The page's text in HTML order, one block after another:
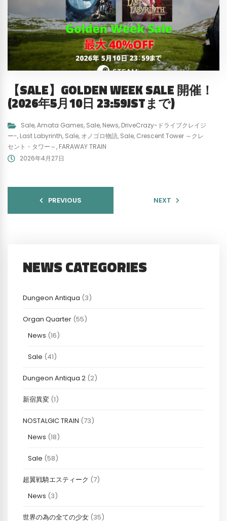
【SALE】GOLDEN WEEK SALE 開催！
(2026年5月10日 23:59JSTまで)
Sale,Amata Games, Sale, News, DriveCrazy-ドライブクレイジ
ー-, Last Labyrinth, Sale, オノゴロ物語, Sale, Crescent Tower ～クレ
セント・タワー～, FARAWAY TRAIN
2026年4月27日
PREVIOUS NEXT
NEWS CATEGORIES
Dungeon Antiqua (3)
Organ Quarter (55)
News (16)
Sale (41)
Dungeon Antiqua 2 (2)
新宿異変 (1)
NOSTALGIC TRAIN (73)
News (18)
Sale (58)
超翼戦騎エスティーク (7)
News (3)
世界の為の全ての少女 (35)